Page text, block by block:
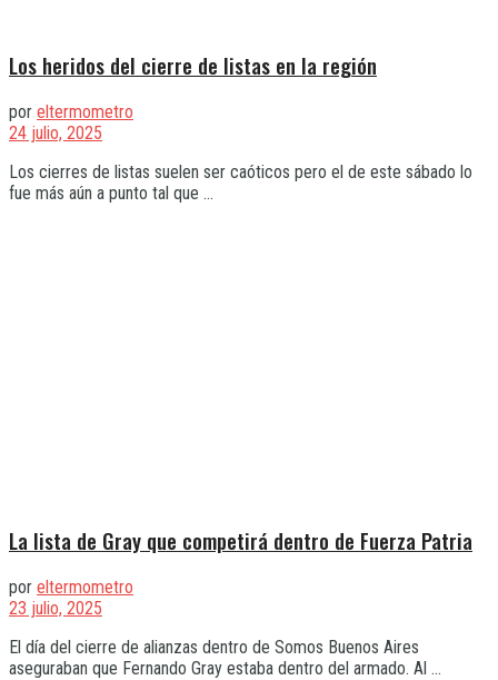
Los heridos del cierre de listas en la región
por eltermometro
24 julio, 2025
Los cierres de listas suelen ser caóticos pero el de este sábado lo
fue más aún a punto tal que ...
La lista de Gray que competirá dentro de Fuerza Patria
por eltermometro
23 julio, 2025
El día del cierre de alianzas dentro de Somos Buenos Aires
aseguraban que Fernando Gray estaba dentro del armado. Al ...